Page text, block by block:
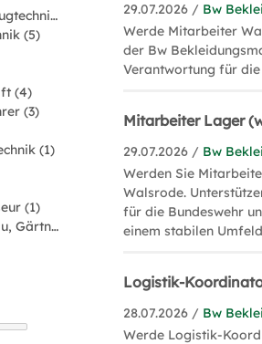
Metallverarbeitung, Fahrzeugtechnik (7)
(5)
(4)
(3)
(1)
(1)
Garten- und Landschaftsbau, Gärtner, Florist (1)
29.07.2026 / Bw
Werde Mitarbeiter
der Bw
Verantwortung für
Mitarbeiter Lager
29.07.2026 / Bw
Werden Sie
Walsrode.
für die Bundeswehr
einem stabilen
Logistik-
28.07.2026 / Bw
Werde Logistik-